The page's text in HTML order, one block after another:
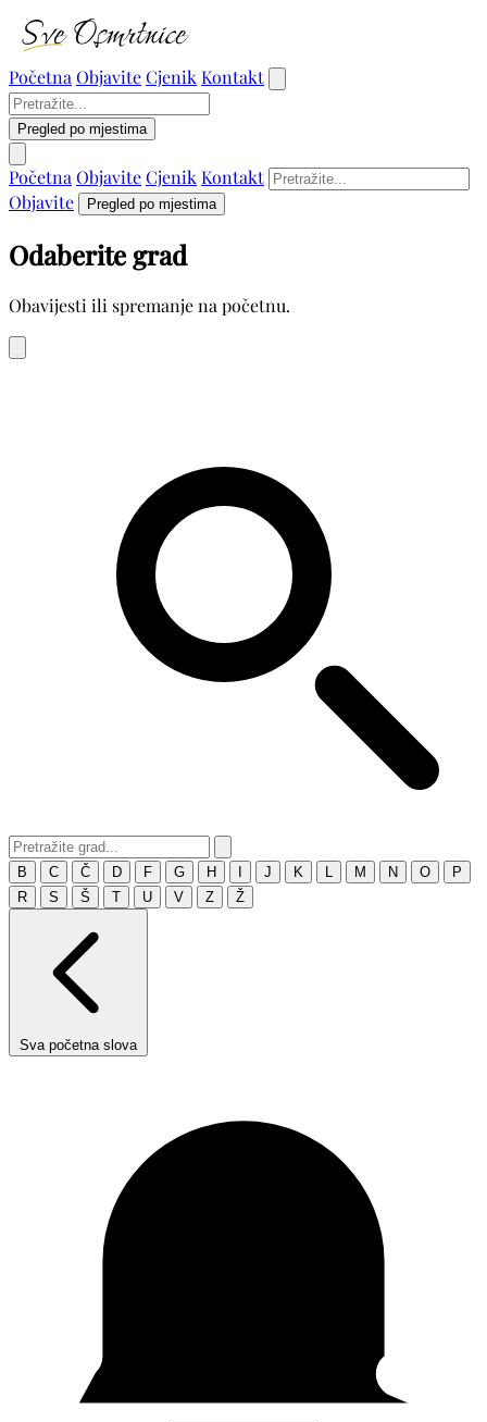
Početna ObjaviteCjenik Kontakt
Pregled po mjestima
Početna ObjaviteCjenik Kontakt
Objavite
Pregled po mjestima
Odaberite grad
Obavijesti ili spremanje na početnu.
B C Č D F G H J K M N O
P
R
S Š T U V Z Ž
Sva početna slova